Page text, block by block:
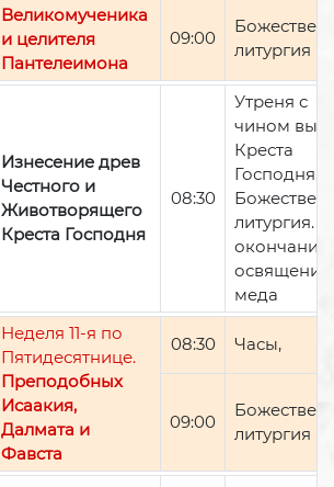
Великомученика
и целителя
Пантелеимона
09:00
литургия
Изнесение древ
Честного и
Животворящего
Креста Господня
08:30
Утреня с
чином
Креста
Господня,
литургия.
окончании
освящение
меда
Неделя 11-я по
Пятидесятнице.
Преподобных
Исаакия,
Далмата и
Фавста
08:30 Часы,
09:00
литургия